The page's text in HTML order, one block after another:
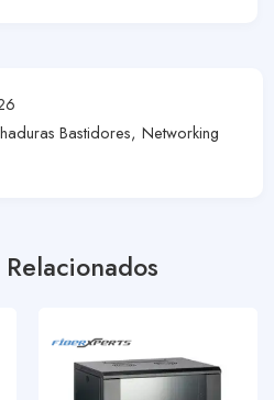
Bastidores, Networking